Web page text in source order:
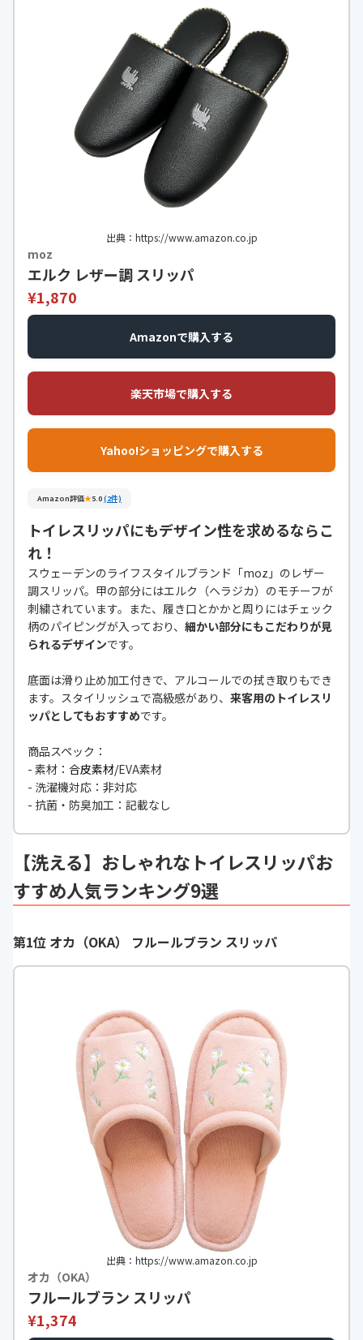
出典：https://www.amazon.co.jp
moz
エルク レザー調 スリッパ
¥1,870
Amazonで購入する
楽天市場で購入する
Yahoo!ショッピングで購入する
Amazon評価★5.0(2件)
トイレスリッパにもデザイン性を求めるならこ
れ！
スウェーデンのライフスタイルブランド「moz」のレザー
調スリッパ。甲の部分にはエルク（ヘラジカ）のモチーフが
刺繍されています。また、履き口とかかと周りにはチェック
柄のパイピングが入っており、 細かい部分にもこだわりが見
られるデザインです。
底面は滑り止め加工付きで、アルコールでの拭き取りもでき
ます。スタイリッシュで高級感があり、 来客用のトイレスリ
ッパとしてもおすすめです。
商品スペック：
- 素材： 合皮素材/EVA素材
- 洗濯機対応：非対応
- 抗菌・防臭加工：記載なし
【洗える】おしゃれなトイレスリッパお
すすめ人気ランキング9選
第1位 オカ（OKA） フルールブラン スリッパ
出典：https://www.amazon.co.jp
オカ（OKA）
フルールブラン スリッパ
¥1,374